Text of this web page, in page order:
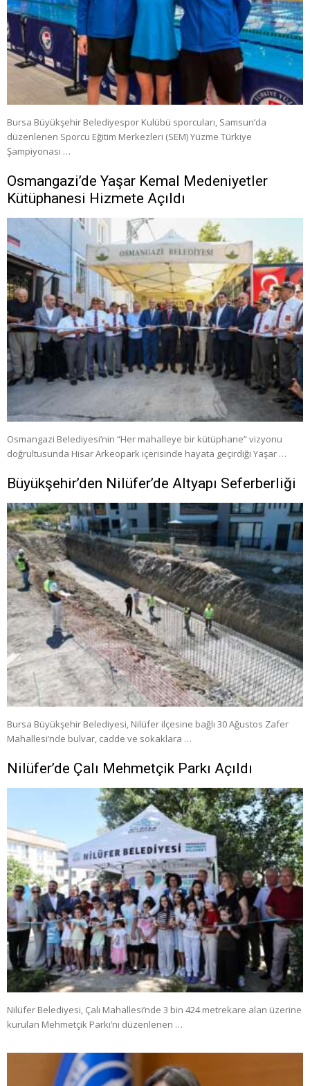
Bursa Büyükşehir Belediyespor Kulübü sporcuları, Samsun’da
düzenlenen Sporcu Eğitim Merkezleri (SEM) Yüzme Türkiye
Şampiyonası …
Osmangazi’de Yaşar Kemal Medeniyetler
Kütüphanesi Hizmete Açıldı
Osmangazi Belediyesi’nin “Her mahalleye bir kütüphane” vizyonu
doğrultusunda Hisar Arkeopark içerisinde hayata geçirdiği Yaşar …
Büyükşehir’den Nilüfer’de Altyapı Seferberliği
Bursa Büyükşehir Belediyesi, Nilüfer ilçesine bağlı 30 Ağustos Zafer
Mahallesi’nde bulvar, cadde ve sokaklara …
Nilüfer’de Çalı Mehmetçik Parkı Açıldı
Nilüfer Belediyesi, Çalı Mahallesi’nde 3 bin 424 metrekare alan üzerine
kurulan Mehmetçik Parkı’nı düzenlenen …